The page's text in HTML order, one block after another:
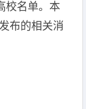
校名单。本
布的相关消